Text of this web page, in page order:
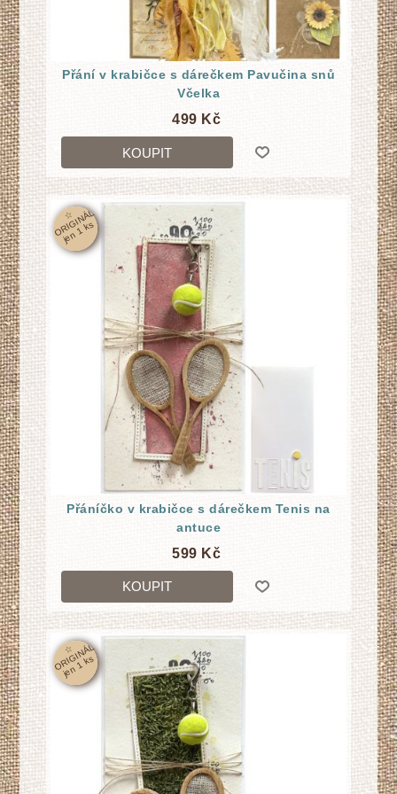
Přání v krabičce s dárečkem Pavučina snů
Včelka
499 Kč
KOUPIT
☆
O
RI
GI
N
Á
L
j
e
n
1
k
s
Přáníčko v krabičce s dárečkem Tenis na
antuce
599 Kč
KOUPIT
☆
O
RI
GI
N
Á
L
j
e
n
1
k
s